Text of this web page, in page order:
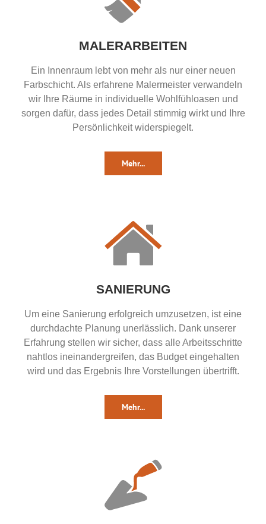
MALERARBEITEN
Ein Innenraum lebt von mehr als nur einer neuen
Farbschicht. Als erfahrene Malermeister verwandeln
wir Ihre Räume in individuelle Wohlfühloasen und
sorgen dafür, dass jedes Detail stimmig wirkt und Ihre
Persönlichkeit widerspiegelt.
Mehr...
SANIERUNG
Um eine Sanierung erfolgreich umzusetzen, ist eine
durchdachte Planung unerlässlich. Dank unserer
Erfahrung stellen wir sicher, dass alle Arbeitsschritte
nahtlos ineinandergreifen, das Budget eingehalten
wird und das Ergebnis Ihre Vorstellungen übertrifft.
Mehr...